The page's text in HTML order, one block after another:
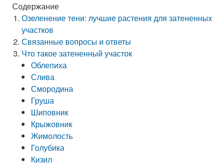
Содержание
Озеленение тени: лучшие растения для затененных
участков
Связанные вопросы и ответы
Что такое затененный участок
Облепиха
Слива
Смородина
Груша
Шиповник
Крыжовник
Жимолость
Голубика
Кизил